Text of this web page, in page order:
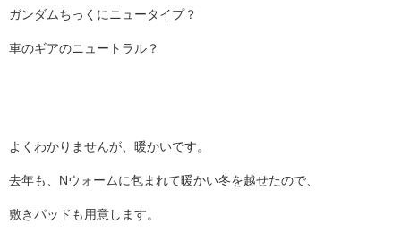
ガンダムちっくにニュータイプ？
車のギアのニュートラル？
よくわかりませんが、暖かいです。
去年も、Nウォームに包まれて暖かい冬を越せたので、
敷きパッドも用意します。